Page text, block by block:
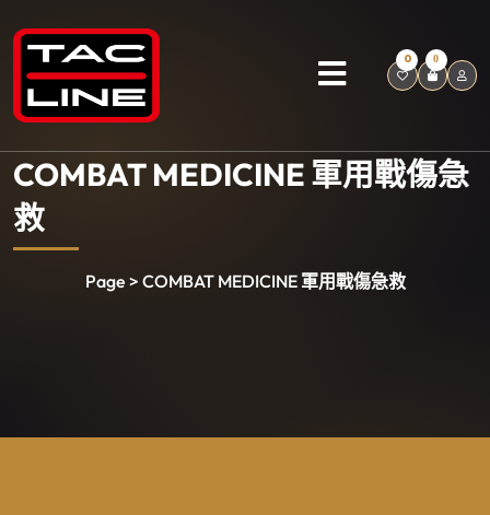
0 0
COMBAT MEDICINE 軍用戰傷急
救
Page > COMBAT MEDICINE 軍用戰傷急救